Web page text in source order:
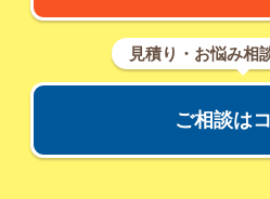
見積り・お悩み相
ご相談は